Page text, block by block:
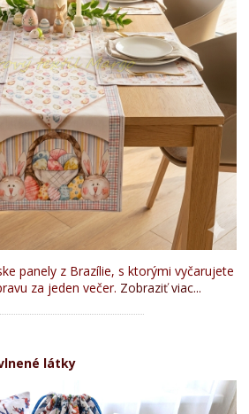
panely z Brazílie, s ktorými vyčarujete
za jeden večer. Zobraziť viac...
látky